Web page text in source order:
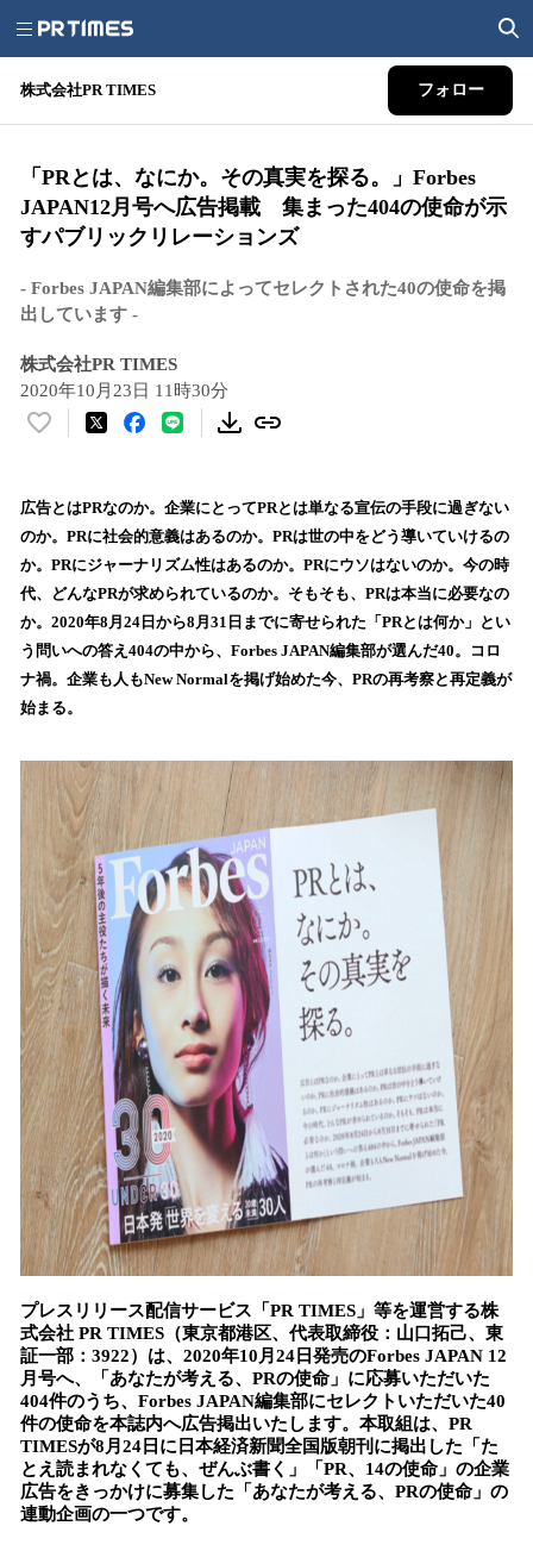
株式会社PR TIMES フォロー
「PRとは、なにか。その真実を探る。」Forbes
JAPAN12月号へ広告掲載 集まった404の使命が示
すパブリックリレーションズ
‐ Forbes JAPAN編集部によってセレクトされた40の使命を掲
出しています ‐
株式会社PR TIMES
2020年10月23日 11時30分
い
！
数
を
読
込
み
中
で
広告とはPRなのか。企業にとってPRとは単なる宣伝の手段に過ぎない
のか。PRに社会的意義はあるのか。PRは世の中をどう導いていけるの
か。PRにジャーナリズム性はあるのか。PRにウソはないのか。今の時
代、どんなPRが求められているのか。そもそも、PRは本当に必要なの
か。2020年8月24日から8月31日までに寄せられた「PRとは何か」とい
う問いへの答え404の中から、Forbes JAPAN編集部が選んだ40。コロ
ナ禍。企業も人もNew Normalを掲げ始めた今、PRの再考察と再定義が
始まる。
プレスリリース配信サービス「PR TIMES」等を運営する株
式会社 PR TIMES（東京都港区、代表取締役：山口拓己、東
証一部：3922）は、2020年10月24日発売のForbes JAPAN 12
月号へ、「あなたが考える、PRの使命」に応募いただいた
404件のうち、Forbes JAPAN編集部にセレクトいただいた40
件の使命を本誌内へ広告掲出いたします。本取組は、PR
TIMESが8月24日に日本経済新聞全国版朝刊に掲出した「た
とえ読まれなくても、ぜんぶ書く」「PR、14の使命」の企業
広告をきっかけに募集した「あなたが考える、PRの使命」の
連動企画の一つです。